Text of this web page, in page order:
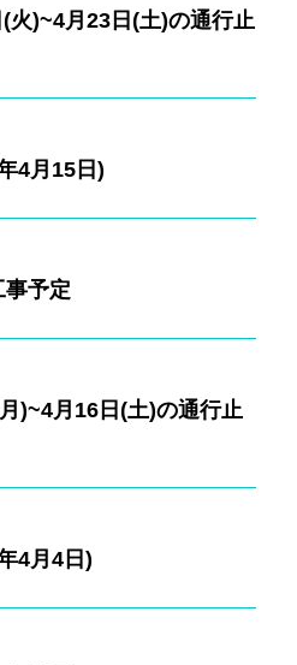
火)~4月23日(土)の通行止
4月15日)
予定
)~4月16日(土)の通行止
4月4日)